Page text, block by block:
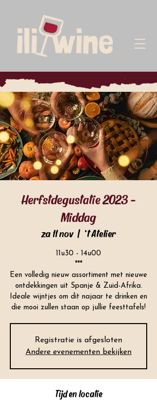
Herfstdegustatie 2023 -
Middag
za 11 nov
  |
't Atelier
11u30 - 14u00
***
Een volledig nieuw assortiment met nieuwe
ontdekkingen uit Spanje & Zuid-Afrika.
Ideale wijntjes om dit najaar te drinken en
die mooi zullen staan op jullie feesttafels!
Registratie is afgesloten
Andere evenementen bekijken
Tijd en locatie